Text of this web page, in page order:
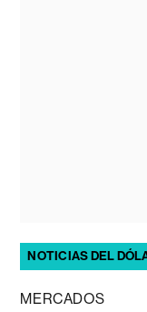
NOTICIAS DEL
MERCADOS